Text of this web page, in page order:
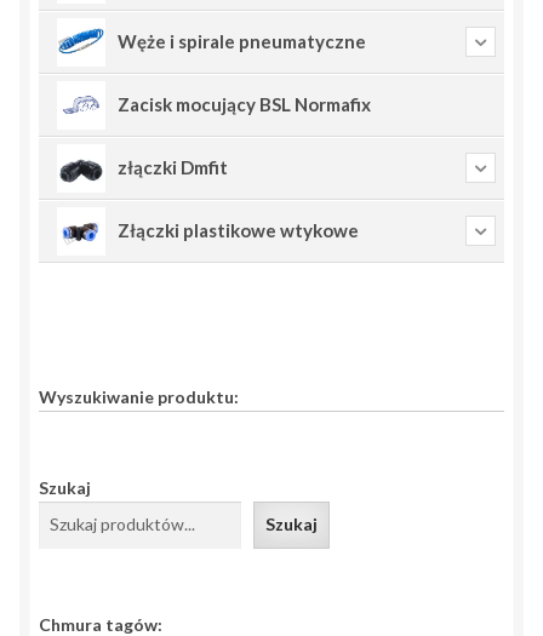
Węże i spirale pneumatyczne
Zacisk mocujący BSL Normafix
złączki Dmfit
Złączki plastikowe wtykowe
Wyszukiwanie produktu:
Szukaj
Szukaj
Chmura tagów: